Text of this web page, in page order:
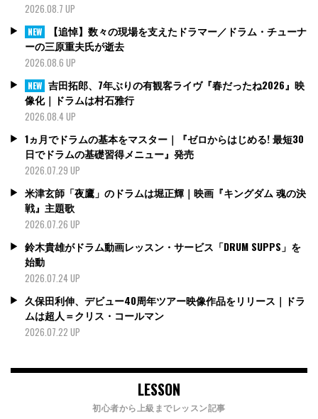
2026.08.7 UP
NEW
【追悼】数々の現場を支えたドラマー／ドラム・チューナ
ーの三原重夫氏が逝去
2026.08.6 UP
NEW 吉田拓郎、7年ぶりの有観客ライヴ『春だったね2026』映
像化｜ドラムは村石雅行
2026.08.4 UP
1ヵ月でドラムの基本をマスター｜『ゼロからはじめる! 最短30
日でドラムの基礎習得メニュー』発売
2026.07.29 UP
米津玄師「夜鷹」のドラムは堀正輝｜映画『キングダム 魂の決
戦』主題歌
2026.07.26 UP
鈴木貴雄がドラム動画レッスン・サービス「DRUM SUPPS」を
始動
2026.07.24 UP
久保田利伸、デビュー40周年ツアー映像作品をリリース｜ドラ
ムは超人＝クリス・コールマン
2026.07.22 UP
LESSON
初心者から上級までレッスン記事